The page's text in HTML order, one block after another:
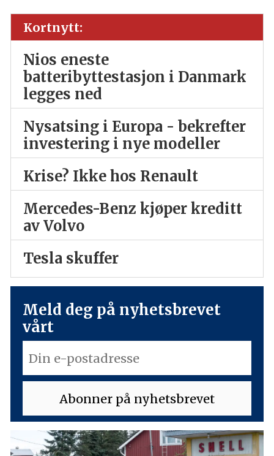
Kortnytt:
Nios eneste
batteribyttestasjon i Danmark
legges ned
Nysatsing i Europa - bekrefter
investering i nye modeller
Krise? Ikke hos Renault
Mercedes-Benz kjøper kreditt
av Volvo
Tesla skuffer
Meld deg på nyhetsbrevet
vårt